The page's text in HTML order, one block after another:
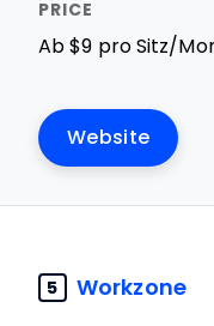
Ab $9 pro Sitz/
Website
5 Workzone